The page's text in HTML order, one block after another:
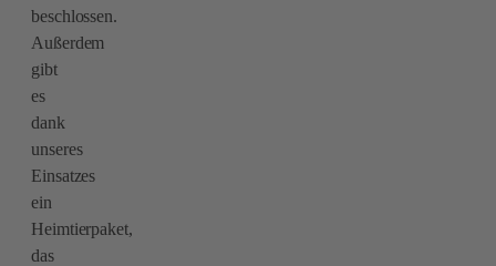
beschlossen.
Außerdem
gibt
es
dank
unseres
Einsatzes
ein
Heimtierpaket,
das